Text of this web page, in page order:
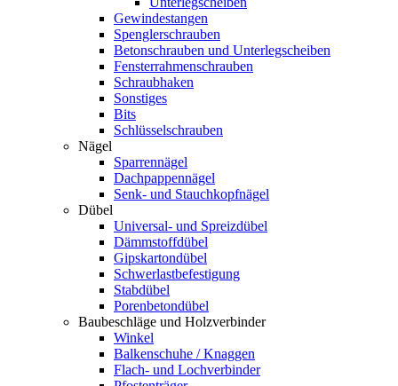
Gewindestangen
Spenglerschrauben
Betonschrauben und Unterlegscheiben
Fensterrahmenschrauben
Schraubhaken
Sonstiges
Bits
Schlüsselschrauben
Nägel
Sparrennägel
Dachpappennägel
Senk- und Stauchkopfnägel
Dübel
Universal- und Spreizdübel
Dämmstoffdübel
Gipskartondübel
Schwerlastbefestigung
Stabdübel
Porenbetondübel
Baubeschläge und Holzverbinder
Winkel
Balkenschuhe / Knaggen
Flach- und Lochverbinder